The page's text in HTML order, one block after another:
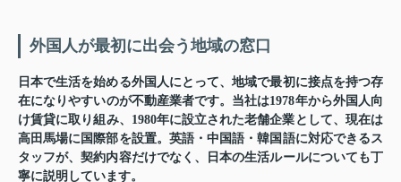
外国人が最初に出会う地域の窓口
日本で生活を始める外国人にとって、地域で最初に接点を持つ存
在になりやすいのが不動産業者です。当社は1978年から外国人向
け賃貸に取り組み、1980年に設立された老舗企業として、現在は
高田馬場に国際部を設置。英語・中国語・韓国語に対応できるス
タッフが、契約内容だけでなく、日本の生活ルールについても丁
寧に説明しています。